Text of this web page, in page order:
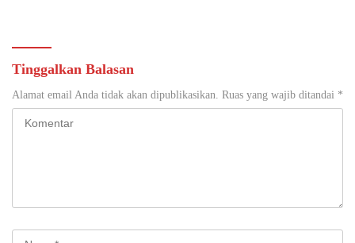
Tinggalkan Balasan
Alamat email Anda tidak akan dipublikasikan. Ruas yang wajib ditandai *